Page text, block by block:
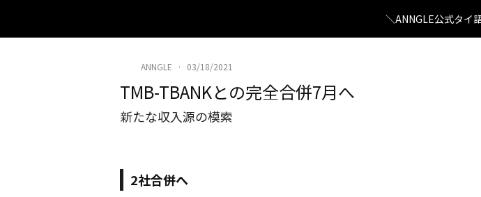
＼ANNGLE公式タイ
ANNGLE · 03/18/2021
TMB-TBANKとの完全合併7月へ
新たな収入源の模索
2社合併へ